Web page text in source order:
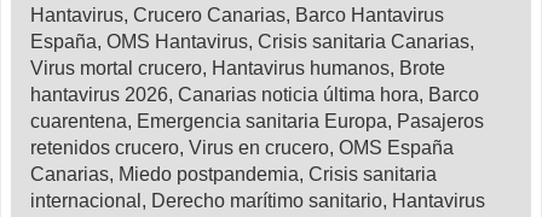
Hantavirus, Crucero Canarias, Barco Hantavirus
España, OMS Hantavirus, Crisis sanitaria Canarias,
Virus mortal crucero, Hantavirus humanos, Brote
hantavirus 2026, Canarias noticia última hora, Barco
cuarentena, Emergencia sanitaria Europa, Pasajeros
retenidos crucero, Virus en crucero, OMS España
Canarias, Miedo postpandemia, Crisis sanitaria
internacional, Derecho marítimo sanitario, Hantavirus